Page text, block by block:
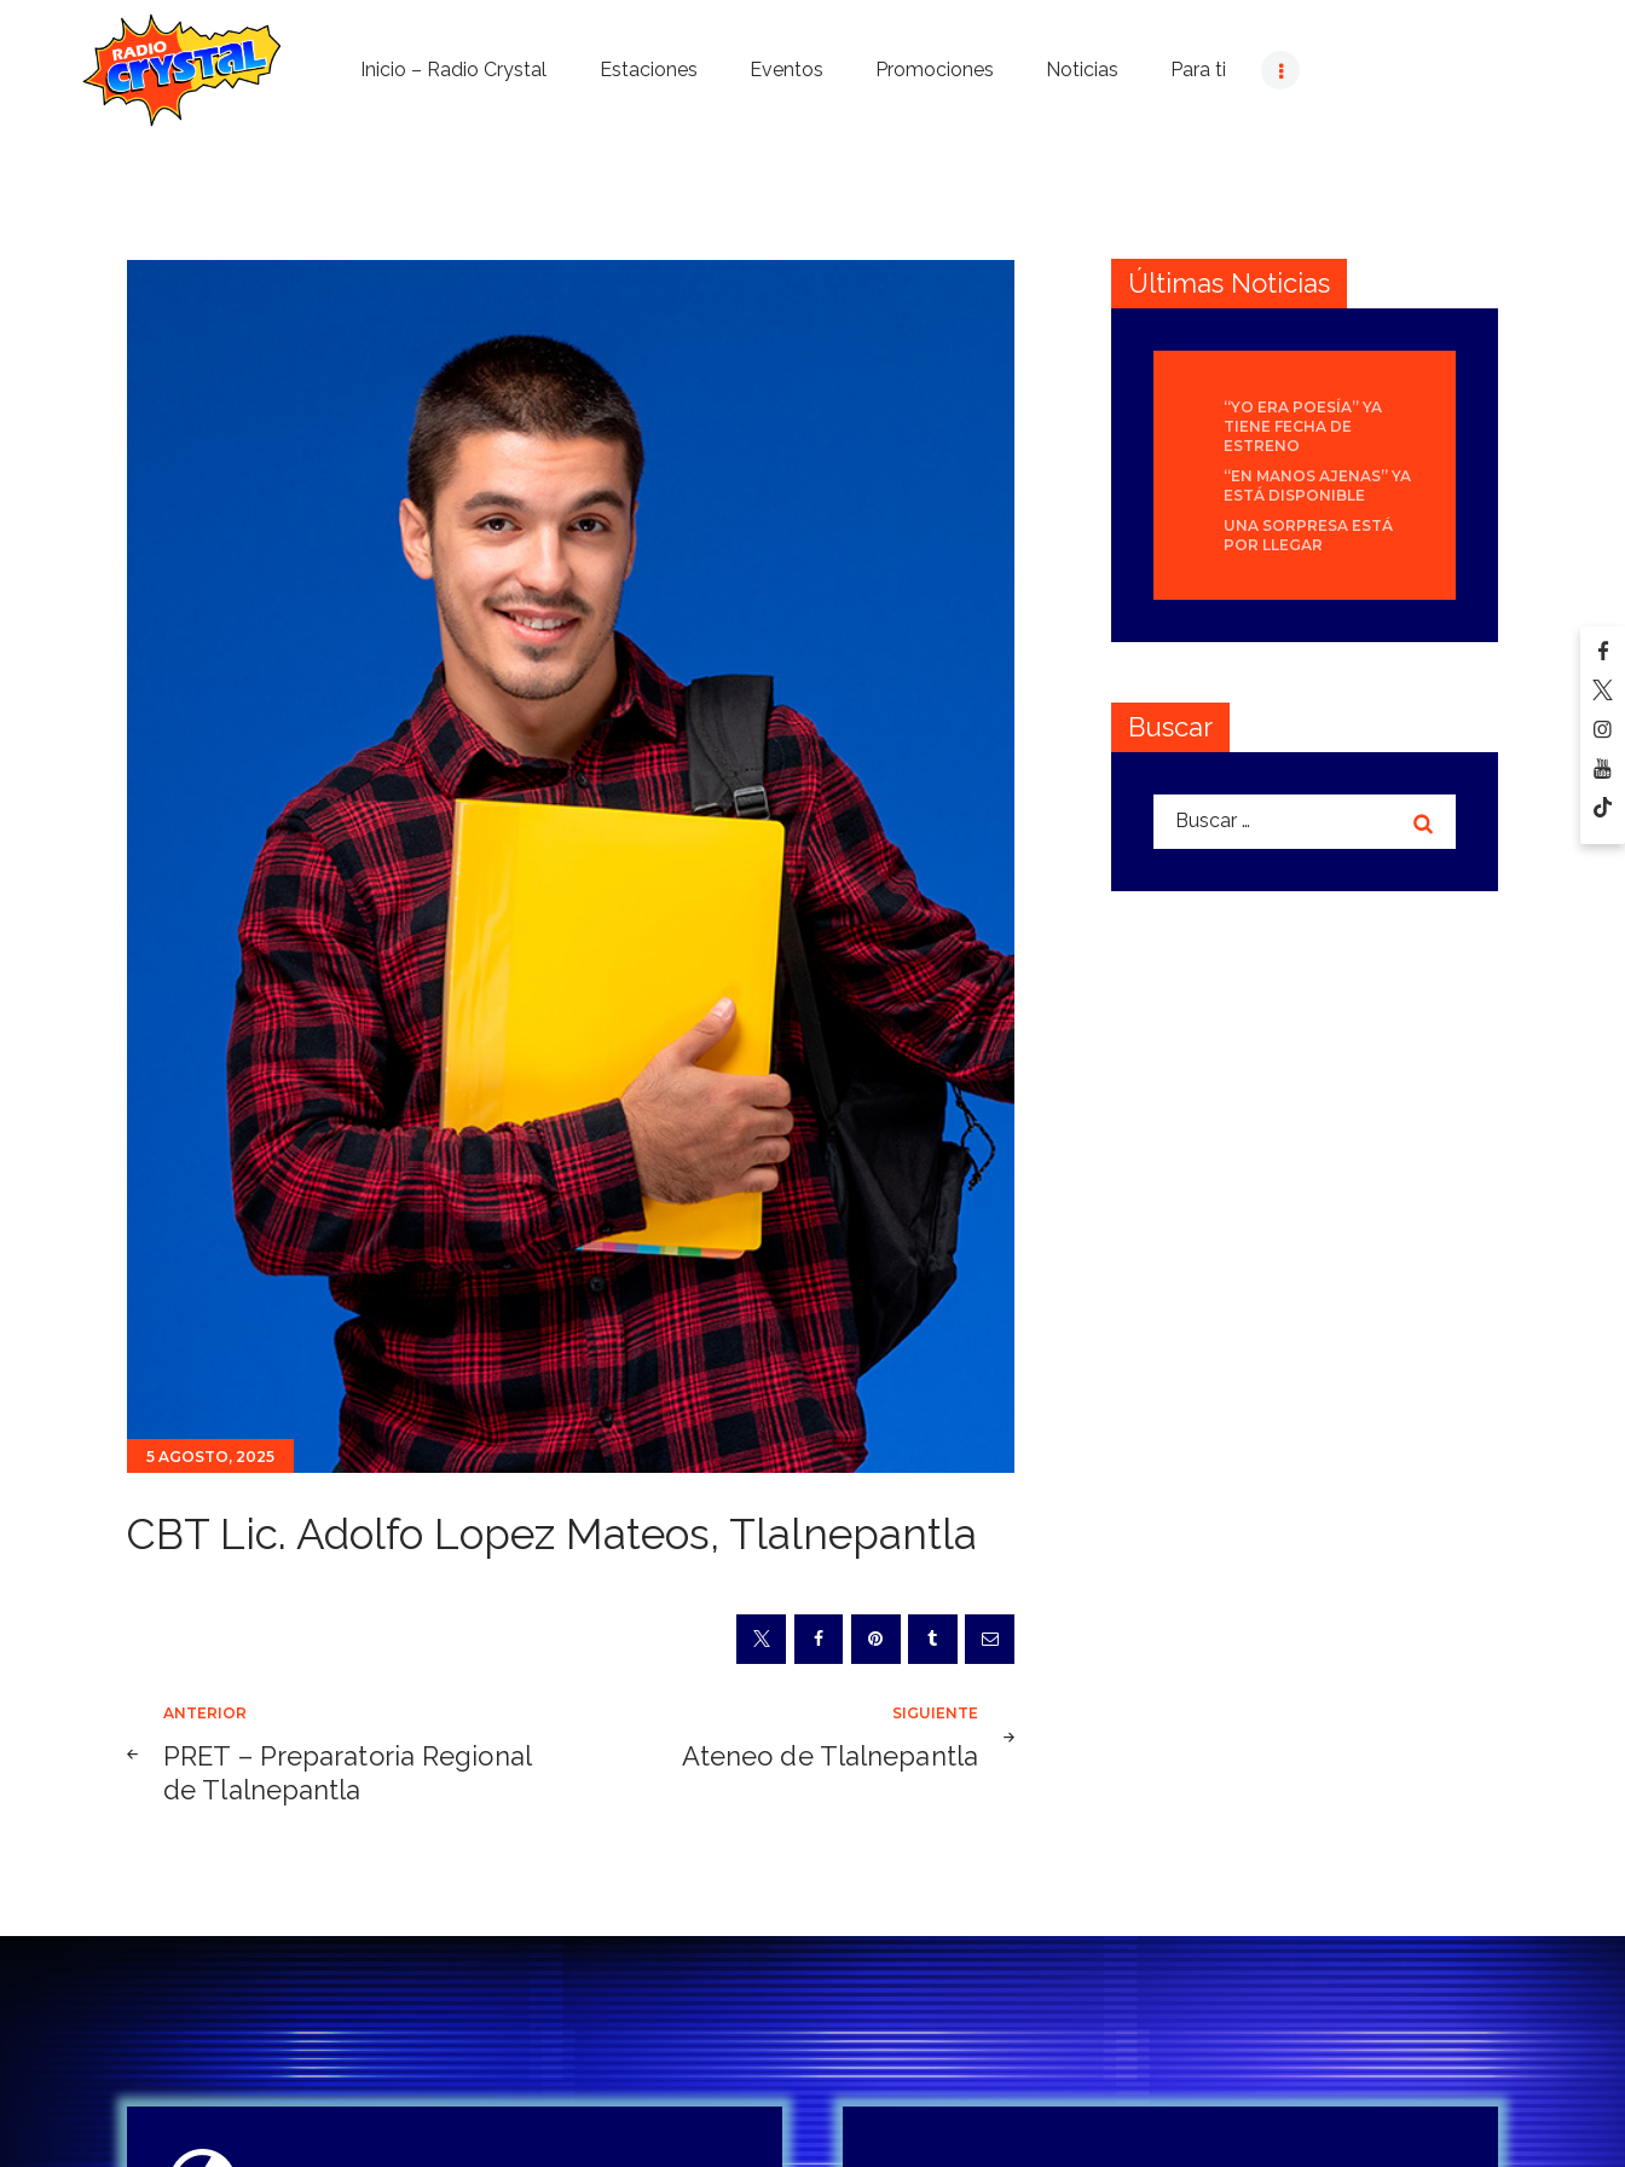
Inicio – Radio Crystal Estaciones Eventos Promociones Noticias Para ti
Para ti
Contacto
5 AGOSTO, 2025
CBT Lic. Adolfo Lopez Mateos, Tlalnepantla
Navegación
de
ANTERIOR
PRET – Preparatoria Regional
de Tlalnepantla
SIGUIENTE
Ateneo de Tlalnepantla
Últimas Noticias
“YO ERA POESÍA” YA
TIENE FECHA DE
ESTRENO
“EN MANOS AJENAS” YA
ESTÁ DISPONIBLE
UNA SORPRESA ESTÁ
POR LLEGAR
Buscar
Buscar: